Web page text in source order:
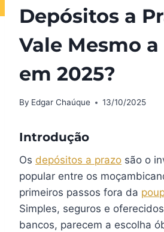
Depósitos a
Vale Mesmo a
em 2025?
By Edgar Chaúque 13/10/2025
Introdução
Os depósitos a prazo são o
popular entre os
primeiros passos fora da
Simples, seguros e
bancos, parecem a escolha